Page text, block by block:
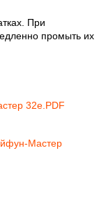
При
промыть их
32е.PDF
Мастер